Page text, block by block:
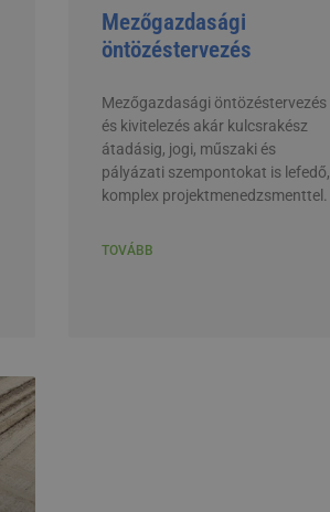
Mezőgazdasági
öntözéstervezés
Mezőgazdasági öntözéstervezés
és kivitelezés akár kulcsrakész
átadásig, jogi, műszaki és
pályázati szempontokat is lefedő,
komplex projektmenedzsmenttel.
TOVÁBB